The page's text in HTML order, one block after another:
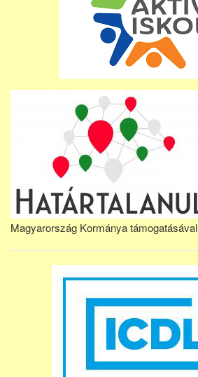
Magyarország Kormánya támogatásával